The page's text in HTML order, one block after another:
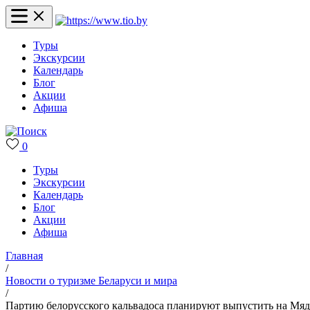
Туры
Экскурсии
Календарь
Блог
Акции
Афиша
0
Туры
Экскурсии
Календарь
Блог
Акции
Афиша
Главная
/
Новости о туризме Беларуси и мира
/
Партию белорусского кальвадоса планируют выпустить на